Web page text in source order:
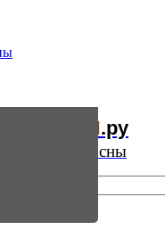
Сосны.ру
мебели из сосны